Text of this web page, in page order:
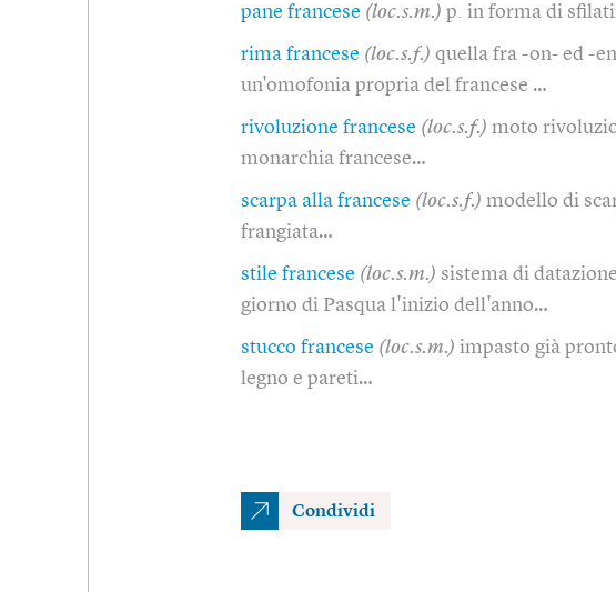
pane francese (loc.s.m.) p. in forma di
rima francese (loc.s.f.) quella fra -on- ed -
un'omofonia propria del francese …
rivoluzione francese (loc.s.f.) moto
monarchia francese…
scarpa alla francese (loc.s.f.) modello di
frangiata…
stile francese (loc.s.m.) sistema di
giorno di Pasqua l'inizio dell'anno…
stucco francese (loc.s.m.) impasto già
legno e pareti…
Condividi